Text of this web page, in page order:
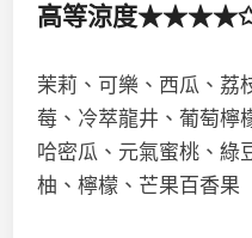
高等涼度
茉莉、可樂、西瓜、荔
莓、冷萃龍井、葡萄檸
哈密瓜、元氣蜜桃、綠
柚、檸檬、芒果百香果